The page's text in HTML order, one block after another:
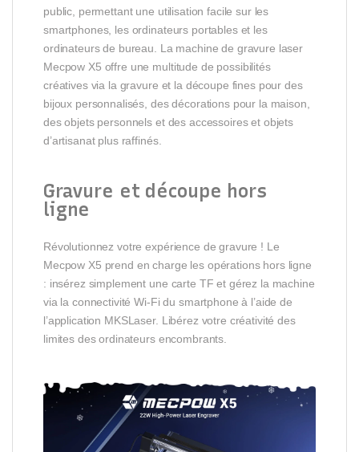
public, permettant une utilisation facile sur les
smartphones, les ordinateurs portables et les
ordinateurs de bureau. La machine de gravure laser
Mecpow X5 offre une multitude de possibilités
créatives via la gravure et la découpe fines pour des
bijoux personnalisés, des décorations pour la maison,
des objets personnels et des accessoires et objets
d’artisanat plus raffinés.
Gravure et découpe hors
ligne
Révolutionnez votre expérience de gravure ! Le
Mecpow X5 prend en charge les opérations hors ligne
: insérez simplement une carte TF et gérez la machine
via la connectivité Wi-Fi du smartphone à l’aide de
l’application MKSLaser. Libérez votre créativité des
limites des ordinateurs encombrants.